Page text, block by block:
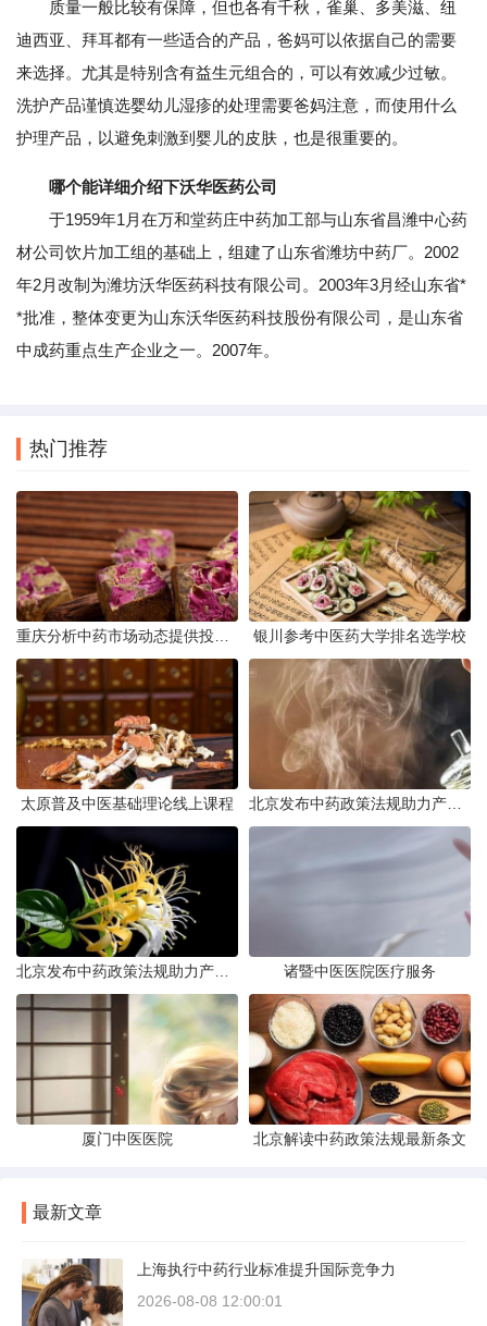
质量一般比较有保障，但也各有千秋，雀巢、多美滋、纽
迪西亚、拜耳都有一些适合的产品，爸妈可以依据自己的需要
来选择。尤其是特别含有益生元组合的，可以有效减少过敏。
洗护产品谨慎选婴幼儿湿疹的处理需要爸妈注意，而使用什么
护理产品，以避免刺激到婴儿的皮肤，也是很重要的。
哪个能详细介绍下沃华医药公司
于1959年1月在万和堂药庄中药加工部与山东省昌潍中心药
材公司饮片加工组的基础上，组建了山东省潍坊中药厂。2002
年2月改制为潍坊沃华医药科技有限公司。2003年3月经山东省*
*批准，整体变更为山东沃华医药科技股份有限公司，是山东省
中成药重点生产企业之一。2007年。
热门推荐
银川参考中医药大学排名选学校
太原普及中医基础理论线上课程
诸暨中医医院医疗服务
厦门中医医院 北京解读中药政策法规最新条文
最新文章
上海执行中药行业标准提升国际竞争力
2026-08-08 12:00:01